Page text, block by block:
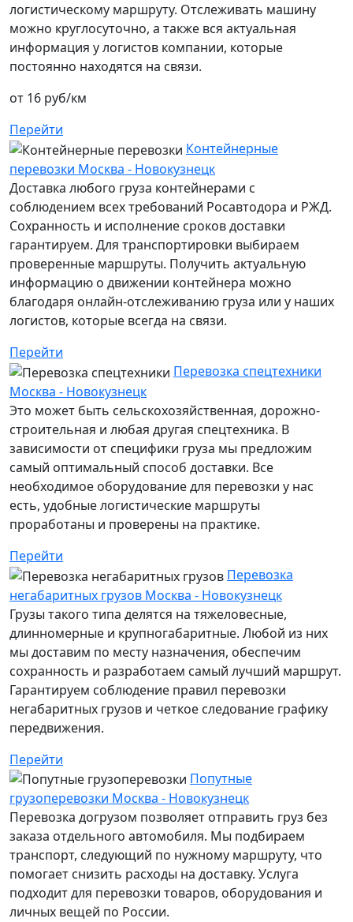
логистическому маршруту. Отслеживать машину
можно круглосуточно, а также вся актуальная
информация у логистов компании, которые
постоянно находятся на связи.
от 16 руб/км
Перейти
Контейнерные
перевозки Москва - Новокузнецк
Доставка любого груза контейнерами с
соблюдением всех требований Росавтодора и РЖД.
Сохранность и исполнение сроков доставки
гарантируем. Для транспортировки выбираем
проверенные маршруты. Получить актуальную
информацию о движении контейнера можно
благодаря онлайн-отслеживанию груза или у наших
логистов, которые всегда на связи.
Перейти
Перевозка спецтехники
Москва - Новокузнецк
Это может быть сельскохозяйственная, дорожно-
строительная и любая другая спецтехника. В
зависимости от специфики груза мы предложим
самый оптимальный способ доставки. Все
необходимое оборудование для перевозки у нас
есть, удобные логистические маршруты
проработаны и проверены на практике.
Перейти
Перевозка
негабаритных грузов Москва - Новокузнецк
Грузы такого типа делятся на тяжеловесные,
длинномерные и крупногабаритные. Любой из них
мы доставим по месту назначения, обеспечим
сохранность и разработаем самый лучший маршрут.
Гарантируем соблюдение правил перевозки
негабаритных грузов и четкое следование графику
передвижения.
Перейти
Попутные
грузоперевозки Москва - Новокузнецк
Перевозка догрузом позволяет отправить груз без
заказа отдельного автомобиля. Мы подбираем
транспорт, следующий по нужному маршруту, что
помогает снизить расходы на доставку. Услуга
подходит для перевозки товаров, оборудования и
личных вещей по России.